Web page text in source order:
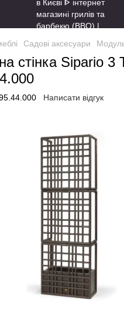
Садові аксесуари
стінка Sipario 3
Написати відгук